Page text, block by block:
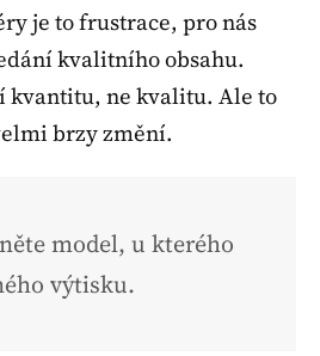
je to frustrace, pro nás
kvalitního obsahu.
ne kvalitu. Ale to
brzy změní.
model, u kterého
výtisku.